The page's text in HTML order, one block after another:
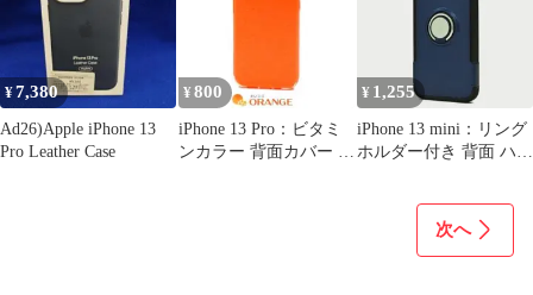
¥7,380
Ad26)Apple iPhone 13
Pro Leather Case
¥ 800
iPhone 13 Pro：ビタミ
ンカラー 背面カバー ソ
¥ 1,255
iPhone 13 mini：リング
ホルダー付き 背面 ハー
次へ